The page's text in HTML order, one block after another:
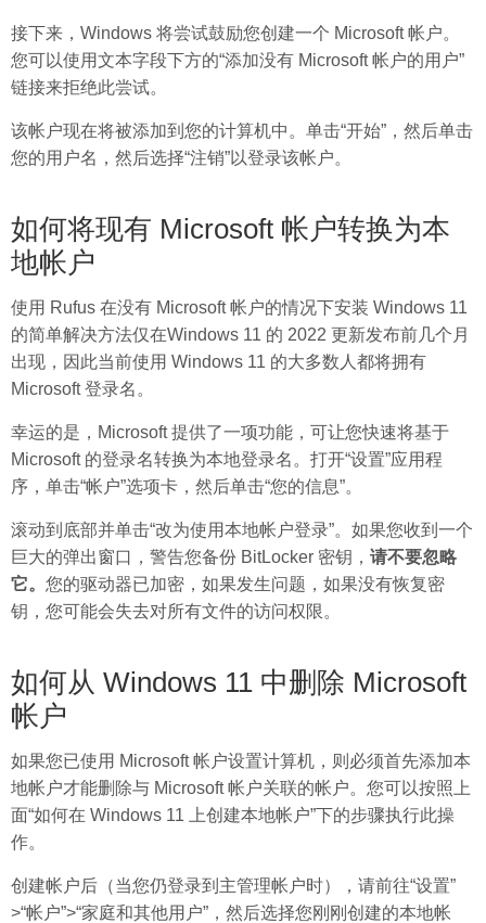
接下来，Windows 将尝试鼓励您创建一个 Microsoft 帐户。
您可以使用文本字段下方的“添加没有 Microsoft 帐户的用户”
链接来拒绝此尝试。
该帐户现在将被添加到您的计算机中。单击“开始”，然后单击
您的用户名，然后选择“注销”以登录该帐户。
如何将现有 Microsoft 帐户转换为本
地帐户
使用 Rufus 在没有 Microsoft 帐户的情况下安装 Windows 11
的简单解决方法仅在Windows 11 的 2022 更新发布前几个月
出现，因此当前使用 Windows 11 的大多数人都将拥有
Microsoft 登录名。
幸运的是，Microsoft 提供了一项功能，可让您快速将基于
Microsoft 的登录名转换为本地登录名。打开“设置”应用程
序，单击“帐户”选项卡，然后单击“您的信息”。
滚动到底部并单击“改为使用本地帐户登录”。如果您收到一个
巨大的弹出窗口，警告您备份 BitLocker 密钥， 请不要忽略
它。 您的驱动器已加密，如果发生问题，如果没有恢复密
钥，您可能会失去对所有文件的访问权限。
如何从 Windows 11 中删除 Microsoft
帐户
如果您已使用 Microsoft 帐户设置计算机，则必须首先添加本
地帐户才能删除与 Microsoft 帐户关联的帐户。您可以按照上
面“如何在 Windows 11 上创建本地帐户”下的步骤执行此操
作。
创建帐户后（当您仍登录到主管理帐户时），请前往“设置”
>“帐户”>“家庭和其他用户”，然后选择您刚刚创建的本地帐